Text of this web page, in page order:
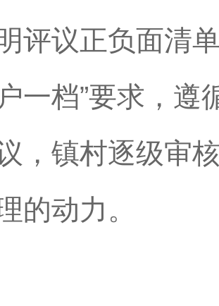
评议正负面清
户一档”要求，
，镇村逐级审
的动力。